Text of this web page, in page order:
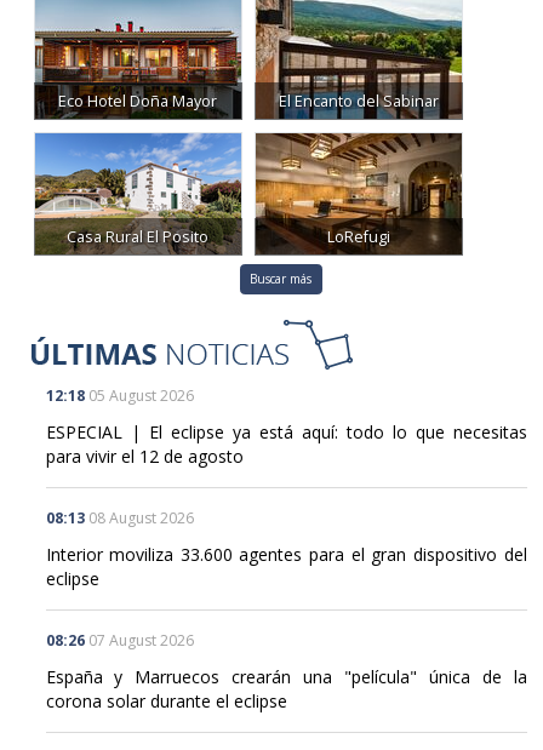
Eco Hotel Doña Mayor El Encanto del Sabinar
Casa Rural El Posito LoRefugi
Buscar más
12:18 05 August 2026
ESPECIAL | El eclipse ya está aquí: todo lo que necesitas
para vivir el 12 de agosto
08:13 08 August 2026
Interior moviliza 33.600 agentes para el gran dispositivo del
eclipse
08:26 07 August 2026
España y Marruecos crearán una "película" única de la
corona solar durante el eclipse